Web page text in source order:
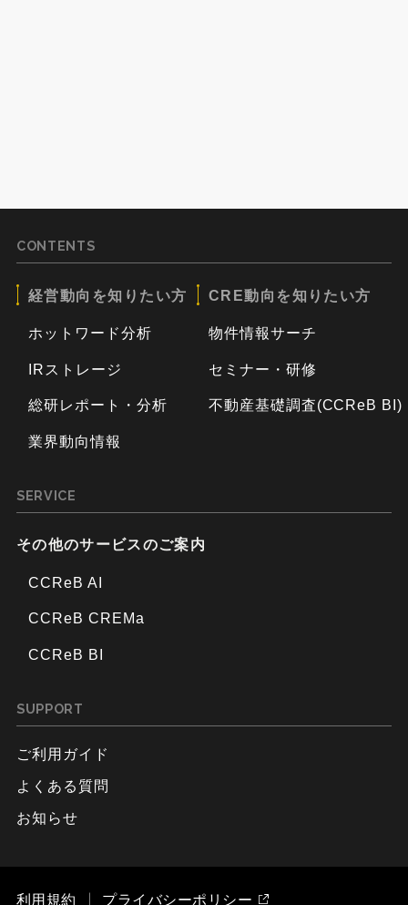
CONTENTS
経営動向を知りたい方
ホットワード分析
IRストレージ
総研レポート・分析
業界動向情報
CRE動向を知りたい方
物件情報サーチ
セミナー・研修
不動産基礎調査(CCReB BI)
SERVICE
その他のサービスのご案内
CCReB AI
CCReB CREMa
CCReB BI
SUPPORT
ご利用ガイド
よくある質問
お知らせ
利用規約 プライバシーポリシー